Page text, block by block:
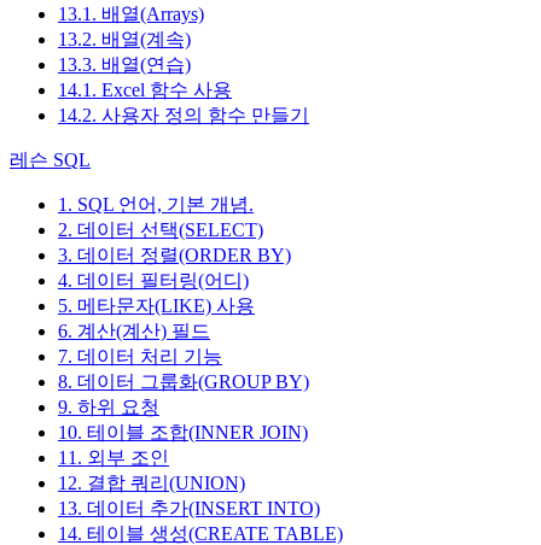
13.1. 배열(Arrays)
13.2. 배열(계속)
13.3. 배열(연습)
14.1. Excel 함수 사용
14.2. 사용자 정의 함수 만들기
레슨 SQL
1. SQL 언어, 기본 개념.
2. 데이터 선택(SELECT)
3. 데이터 정렬(ORDER BY)
4. 데이터 필터링(어디)
5. 메타문자(LIKE) 사용
6. 계산(계산) 필드
7. 데이터 처리 기능
8. 데이터 그룹화(GROUP BY)
9. 하위 요청
10. 테이블 조합(INNER JOIN)
11. 외부 조인
12. 결합 쿼리(UNION)
13. 데이터 추가(INSERT INTO)
14. 테이블 생성(CREATE TABLE)